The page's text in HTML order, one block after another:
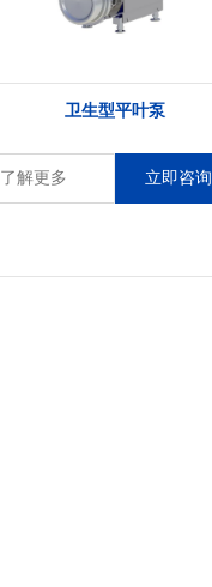
卫生型平叶泵
了解更多 立即咨询